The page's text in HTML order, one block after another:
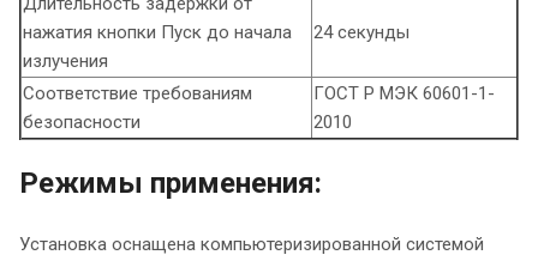
нажатия кнопки Пуск до начала
излучения
24 секунды
Соответствие требованиям
безопасности
ГОСТ Р МЭК 60601-1-
2010
Режимы применения:
Установка оснащена компьютеризированной системой